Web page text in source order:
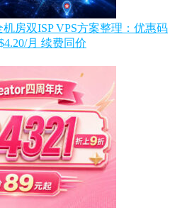
房双ISP VPS方案整理：优惠码
月 续费同价